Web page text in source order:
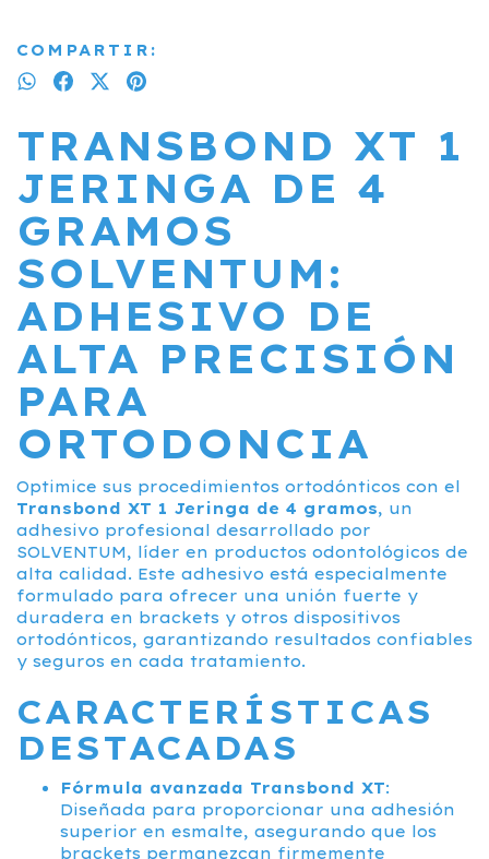
COMPARTIR:
TRANSBOND XT 1
JERINGA DE 4
GRAMOS
SOLVENTUM:
ADHESIVO DE
ALTA PRECISIÓN
PARA
ORTODONCIA
Optimice sus procedimientos ortodónticos con el
Transbond XT 1 Jeringa de 4 gramos, un
adhesivo profesional desarrollado por
SOLVENTUM, líder en productos odontológicos de
alta calidad. Este adhesivo está especialmente
formulado para ofrecer una unión fuerte y
duradera en brackets y otros dispositivos
ortodónticos, garantizando resultados confiables
y seguros en cada tratamiento.
CARACTERÍSTICAS
DESTACADAS
Fórmula avanzada Transbond XT:
Diseñada para proporcionar una adhesión
superior en esmalte, asegurando que los
brackets permanezcan firmemente